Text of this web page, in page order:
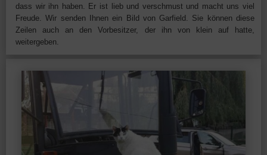
dass wir ihn haben. Er ist lieb und verschmust und macht uns viel
Freude. Wir senden Ihnen ein Bild von Garfield. Sie können diese
Zeilen auch an den Vorbesitzer, der ihn von klein auf hatte,
weitergeben.